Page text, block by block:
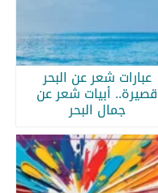
عبارات شعر عن البحر
قصيرة.. أبيات شعر عن
جمال البحر